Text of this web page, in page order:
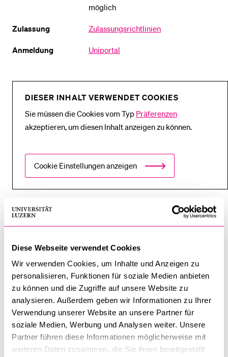
Diese Webseite verwendet Cookies
Wir verwenden Cookies, um Inhalte und Anzeigen zu
personalisieren, Funktionen für soziale Medien anbieten
zu können und die Zugriffe auf unsere Website zu
analysieren. Außerdem geben wir Informationen zu Ihrer
Verwendung unserer Website an unsere Partner für
soziale Medien, Werbung und Analysen weiter. Unsere
Partner führen diese Informationen möglicherweise mit
weiteren Daten zusammen, die Sie ihnen bereitgestellt
möglich
Zulassung Zulassungsrichtlinien
Anmeldung Uniportal
DIESER INHALT VERWENDET COOKIES
Sie müssen die Cookies vom Typ Präferenzen
akzeptieren, um diesen Inhalt anzeigen zu können.
Cookie Einstellungen anzeigen
Einblicke und wichtige Links
Flug durch die Uni Registration